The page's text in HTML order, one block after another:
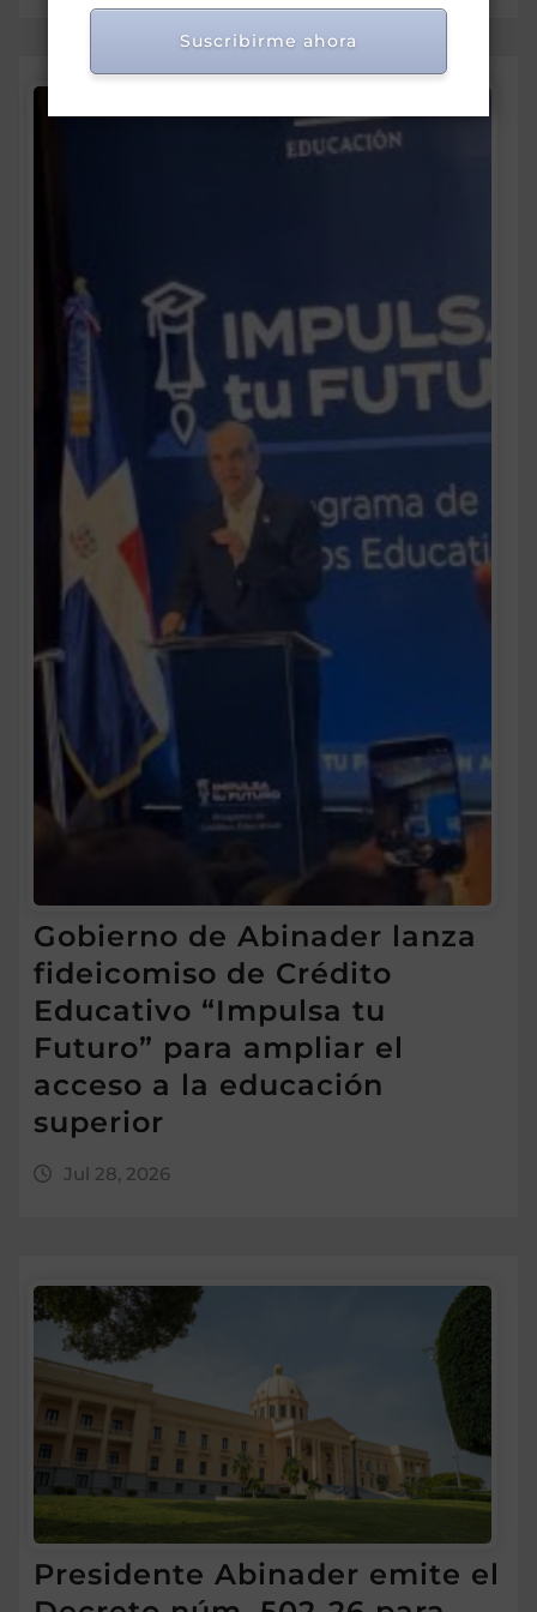
Gobierno de Abinader lanza
fideicomiso de Crédito
Educativo “Impulsa tu
Futuro” para ampliar el
acceso a la educación
superior
Jul 28, 2026
Presidente Abinader emite el
Suscribirme ahora